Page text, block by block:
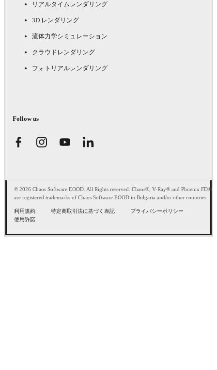
リアルタイムレンダリング
3D レンダリング
流体力学シミュレーション
クラウドレンダリング
フォトリアルレンダリング
Follow us
© 2026 Chaos Software EOOD. All Rights reserved. Chaos®, V-Ray® and Phoenix FD®
are registered trademarks of Chaos Software EOOD in Bulgaria and/or other countries.
利用規約 特定商取引法に基づく表記
プライバシーポリシー
使用許諾